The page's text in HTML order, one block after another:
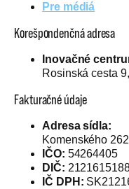
Pre médiá
Korešpondenčná adresa
Inovačné
Rosinská cesta
Fakturačné údaje
Adresa sídla:
Komenského
IČO: 54264405
DIČ:
IČ DPH: